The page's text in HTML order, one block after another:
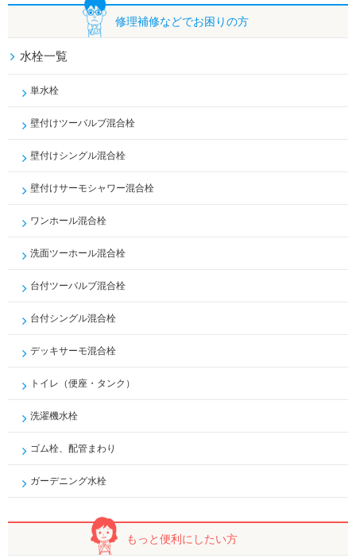
修理補修などでお困りの方
水栓一覧
単水栓
壁付けツーバルブ混合栓
壁付けシングル混合栓
壁付けサーモシャワー混合栓
ワンホール混合栓
洗面ツーホール混合栓
台付ツーバルブ混合栓
台付シングル混合栓
デッキサーモ混合栓
トイレ（便座・タンク）
洗濯機水栓
ゴム栓、配管まわり
ガーデニング水栓
もっと便利に したい方